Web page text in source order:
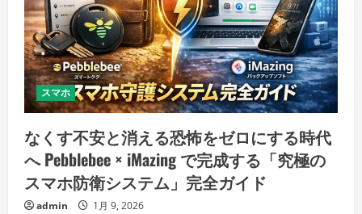
スマホ
なくす不安と消える恐怖をゼロにする時代
へ Pebblebee × iMazing で完成する「究極の
スマホ防衛システム」完全ガイド
admin 1月 9, 2026